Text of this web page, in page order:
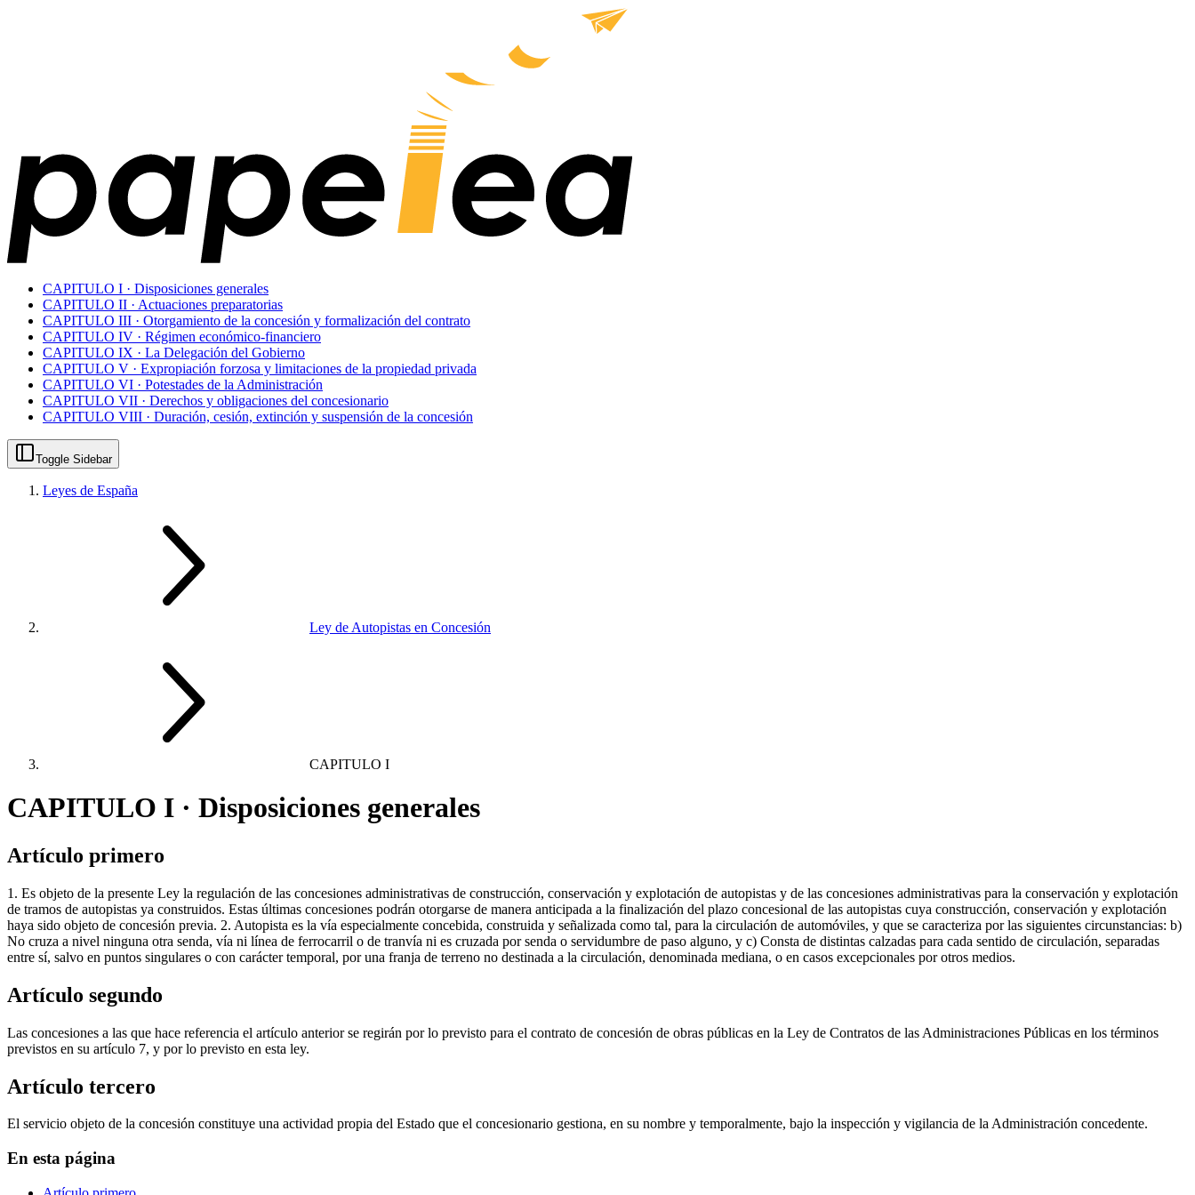
CAPITULO I · Disposiciones generales
CAPITULO II · Actuaciones preparatorias
CAPITULO III · Otorgamiento de la concesión y formalización del contrato
CAPITULO IV · Régimen económico-financiero
CAPITULO IX · La Delegación del Gobierno
CAPITULO V · Expropiación forzosa y limitaciones de la propiedad privada
CAPITULO VI · Potestades de la Administración
CAPITULO VII · Derechos y obligaciones del concesionario
CAPITULO VIII · Duración, cesión, extinción y suspensión de la concesión
Toggle Sidebar
Leyes de España
Ley de Autopistas en Concesión
CAPITULO I
CAPITULO I · Disposiciones generales
Artículo primero
1. Es objeto de la presente Ley la regulación de las concesiones administrativas de construcción, conservación y explotación de autopistas y de las concesiones administrativas para la conservación y explotación
de tramos de autopistas ya construidos. Estas últimas concesiones podrán otorgarse de manera anticipada a la finalización del plazo concesional de las autopistas cuya construcción, conservación y explotación
haya sido objeto de concesión previa. 2. Autopista es la vía especialmente concebida, construida y señalizada como tal, para la circulación de automóviles, y que se caracteriza por las siguientes circunstancias: b)
No cruza a nivel ninguna otra senda, vía ni línea de ferrocarril o de tranvía ni es cruzada por senda o servidumbre de paso alguno, y c) Consta de distintas calzadas para cada sentido de circulación, separadas
entre sí, salvo en puntos singulares o con carácter temporal, por una franja de terreno no destinada a la circulación, denominada mediana, o en casos excepcionales por otros medios.
Artículo segundo
Las concesiones a las que hace referencia el artículo anterior se regirán por lo previsto para el contrato de concesión de obras públicas en la Ley de Contratos de las Administraciones Públicas en los términos
previstos en su artículo 7, y por lo previsto en esta ley.
Artículo tercero
El servicio objeto de la concesión constituye una actividad propia del Estado que el concesionario gestiona, en su nombre y temporalmente, bajo la inspección y vigilancia de la Administración concedente.
En esta página